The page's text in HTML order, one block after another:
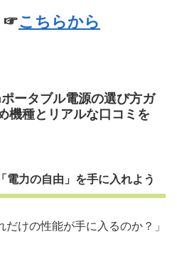
☞こちらから
ータブル電源の選び方ガ
機種とリアルな口コミを
力の自由」を手に入れよう
だけの性能が手に入るのか？」